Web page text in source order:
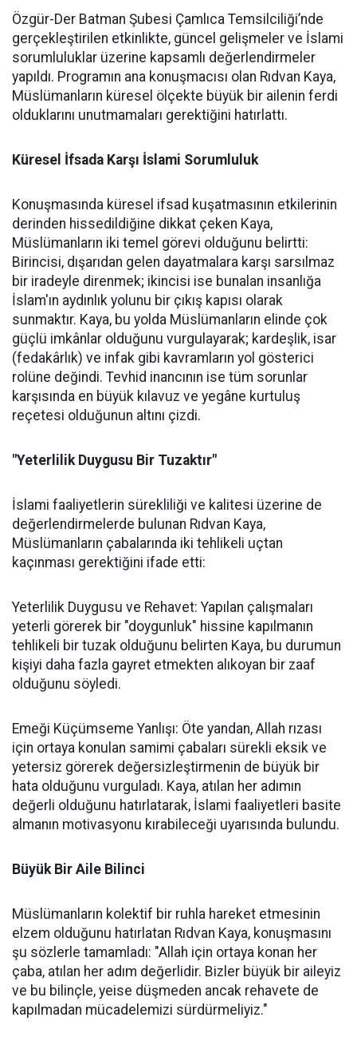
Özgür-Der Batman Şubesi Çamlıca Temsilciliği’nde
gerçekleştirilen etkinlikte, güncel gelişmeler ve İslami
sorumluluklar üzerine kapsamlı değerlendirmeler
yapıldı. Programın ana konuşmacısı olan Rıdvan Kaya,
Müslümanların küresel ölçekte büyük bir ailenin ferdi
olduklarını unutmamaları gerektiğini hatırlattı.
Küresel İfsada Karşı İslami Sorumluluk
Konuşmasında küresel ifsad kuşatmasının etkilerinin
derinden hissedildiğine dikkat çeken Kaya,
Müslümanların iki temel görevi olduğunu belirtti:
Birincisi, dışarıdan gelen dayatmalara karşı sarsılmaz
bir iradeyle direnmek; ikincisi ise bunalan insanlığa
İslam'ın aydınlık yolunu bir çıkış kapısı olarak
sunmaktır. Kaya, bu yolda Müslümanların elinde çok
güçlü imkânlar olduğunu vurgulayarak; kardeşlik, isar
(fedakârlık) ve infak gibi kavramların yol gösterici
rolüne değindi. Tevhid inancının ise tüm sorunlar
karşısında en büyük kılavuz ve yegâne kurtuluş
reçetesi olduğunun altını çizdi.
"Yeterlilik Duygusu Bir Tuzaktır"
İslami faaliyetlerin sürekliliği ve kalitesi üzerine de
değerlendirmelerde bulunan Rıdvan Kaya,
Müslümanların çabalarında iki tehlikeli uçtan
kaçınması gerektiğini ifade etti:
Yeterlilik Duygusu ve Rehavet: Yapılan çalışmaları
yeterli görerek bir "doygunluk" hissine kapılmanın
tehlikeli bir tuzak olduğunu belirten Kaya, bu durumun
kişiyi daha fazla gayret etmekten alıkoyan bir zaaf
olduğunu söyledi.
Emeği Küçümseme Yanlışı: Öte yandan, Allah rızası
için ortaya konulan samimi çabaları sürekli eksik ve
yetersiz görerek değersizleştirmenin de büyük bir
hata olduğunu vurguladı. Kaya, atılan her adımın
değerli olduğunu hatırlatarak, İslami faaliyetleri basite
almanın motivasyonu kırabileceği uyarısında bulundu.
Büyük Bir Aile Bilinci
Müslümanların kolektif bir ruhla hareket etmesinin
elzem olduğunu hatırlatan Rıdvan Kaya, konuşmasını
şu sözlerle tamamladı: "Allah için ortaya konan her
çaba, atılan her adım değerlidir. Bizler büyük bir aileyiz
ve bu bilinçle, yeise düşmeden ancak rehavete de
kapılmadan mücadelemizi sürdürmeliyiz."